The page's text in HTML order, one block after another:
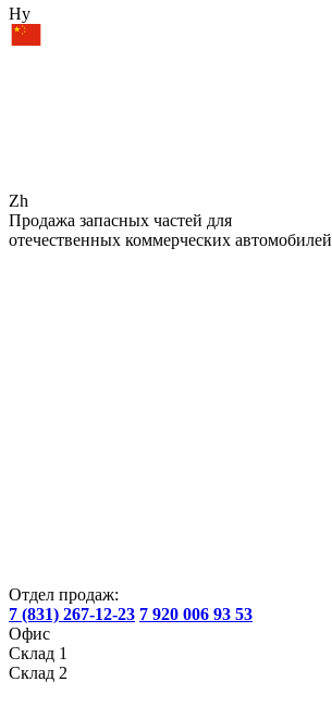
Hy
Zh
Продажа запасных частей для
отечественных коммерческих автомобилей
Отдел продаж:
7 (831) 267-12-23 7 920 006 93 53
Офис
Склад 1
Склад 2